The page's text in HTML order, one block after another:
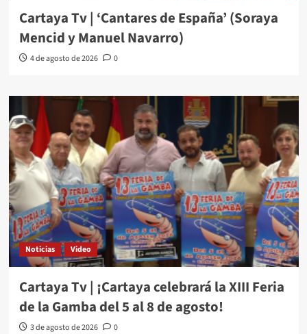
Cartaya Tv | ‘Cantares de España’ (Soraya
Mencid y Manuel Navarro)
4 de agosto de 2026 0
Noticias Video
Cartaya Tv | ¡Cartaya celebrará la XIII Feria
de la Gamba del 5 al 8 de agosto!
3 de agosto de 2026 0